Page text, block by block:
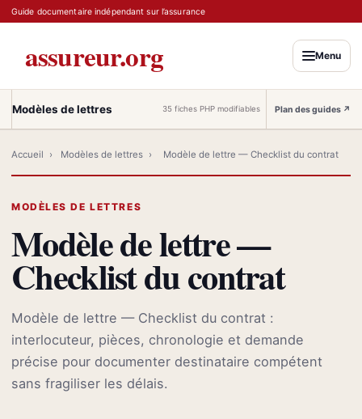
Guide documentaire indépendant sur l’assurance
assureur.org Menu
Modèles de lettres 35 fiches PHP modifiables Plan des guides ↗
Accueil › Modèles de lettres › Modèle de lettre — Checklist du contrat
MODÈLES DE LETTRES
Modèle de lettre —
Checklist du contrat
Modèle de lettre — Checklist du contrat :
interlocuteur, pièces, chronologie et demande
précise pour documenter destinataire compétent
sans fragiliser les délais.